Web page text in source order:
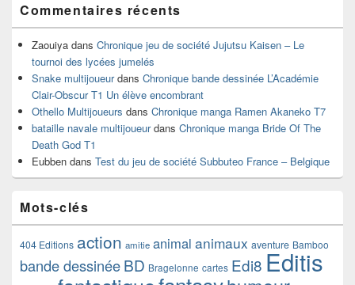
Commentaires récents
Zaouiya dans Chronique jeu de société Jujutsu Kaisen – Le
tournoi des lycées jumelés
Snake multijoueurdans Chronique bande dessinée L’Académie
Clair-Obscur T1 Un élève encombrant
Othello Multijoueurs dans Chronique manga Ramen Akaneko T7
bataille navale multijoueurdans Chronique manga Bride Of The
Death God T1
Eubben dans Test du jeu de société Subbuteo France – Belgique
Mots-clés
404 Editions action amitie animal animaux aventure Bamboo
bande dessinéeBD Bragelonne cartes Edi8 Editis